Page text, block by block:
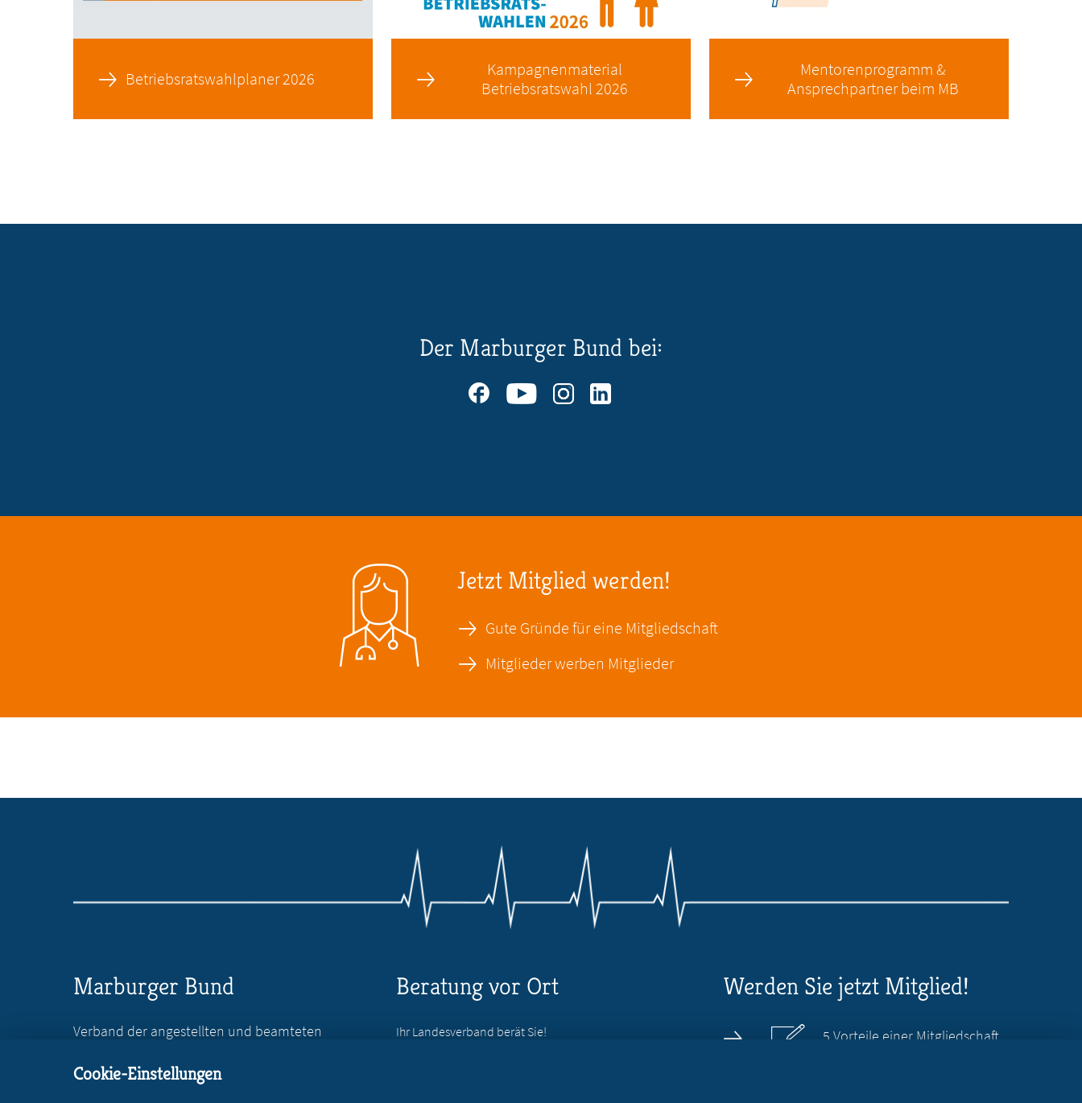
Betriebsratswahlplaner 2026
Kampagnenmaterial
Betriebsratswahl 2026
Mentorenprogramm &
Ansprechpartner beim MB
Der Marburger Bund bei:
Jetzt Mitglied werden!
Gute Gründe für eine Mitgliedschaft
Mitglieder werben Mitglieder
Marburger Bund
Verband der angestellten und beamteten
Reinhardtstr. 36
Beratung vor Ort
Ihr Landesverband berät Sie!
Werden Sie jetzt Mitglied!
5 Vorteile einer Mitgliedschaft
Cookie-Einstellungen